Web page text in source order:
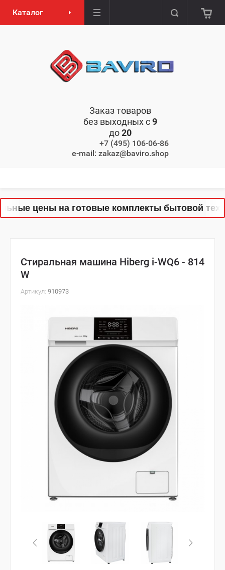
Каталог
Заказ товаров
без выходных с9
до20
+7 (495) 106-06-86
e-mail: zakaz@baviro.shop
цены на готовые комплекты бытовой
Стиральная машина Hiberg i-WQ6 - 814
W
Артикул: 910973